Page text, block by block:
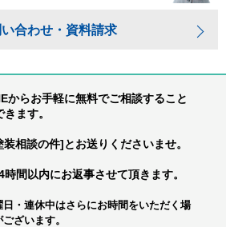
合わせ・資料請求
からお手軽に無料でご相談すること
きます。
装相談の件]とお送りくださいませ。
時間以内にお返事させて頂きます。
日・連休中はさらにお時間をいただく場
ざいます。